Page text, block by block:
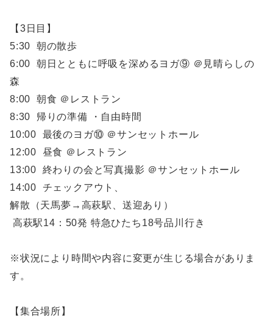
【3日目】
5:30 朝の散歩
6:00 朝日とともに呼吸を深めるヨガ⑨ ＠見晴らしの
森
8:00 朝食 ＠レストラン
8:30 帰りの準備 ・自由時間
10:00 最後のヨガ⑩ ＠サンセットホール
12:00 昼食 ＠レストラン
13:00 終わりの会と写真撮影 ＠サンセットホール
14:00 チェックアウト、
解散（天馬夢→高萩駅、送迎あり）
高萩駅14：50発 特急ひたち18号品川行き
※状況により時間や内容に変更が生じる場合がありま
す。
【集合場所】